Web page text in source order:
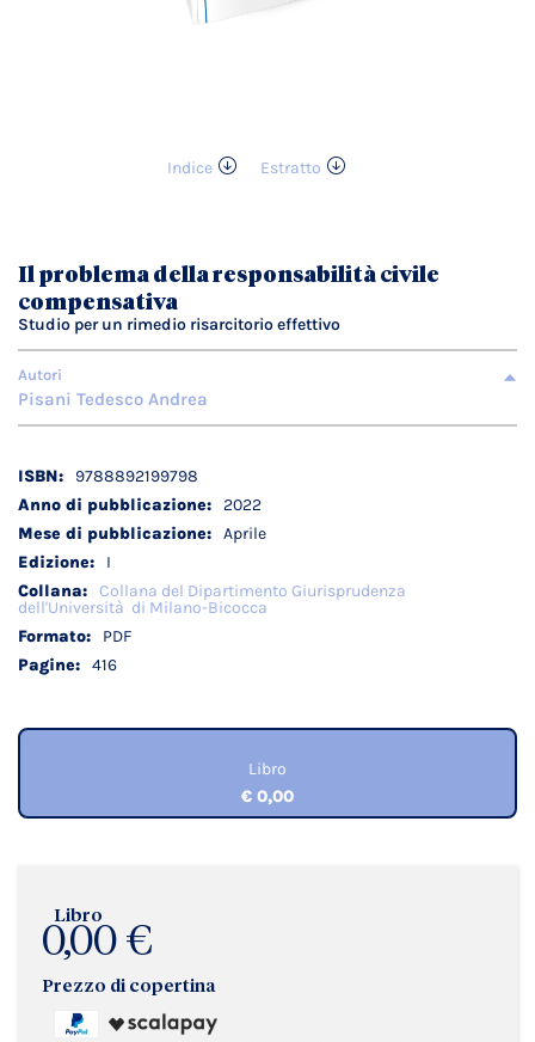
Indice
Estratto
galleria
di
immagini
Libro
0,00 €
Prezzo di copertina
Il problema della responsabilità civile
compensativa
Studio per un rimedio risarcitorio effettivo
Autori
Pisani Tedesco Andrea
Dettagli
tecnici
9788892199798
2022
Aprile
I
Collana del Dipartimento Giurisprudenza
dell'Università di Milano-Bicocca
PDF
416
Libro
€ 0,00